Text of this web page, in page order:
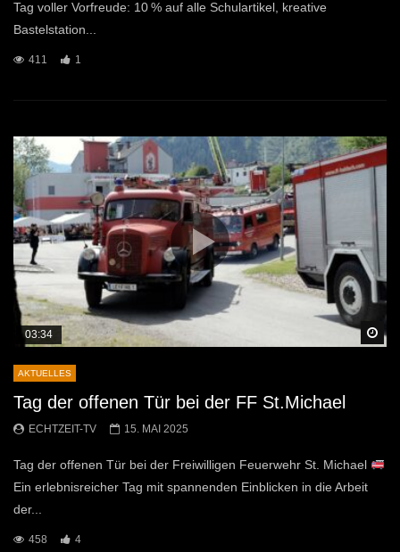
Tag voller Vorfreude: 10 % auf alle Schulartikel, kreative
Bastelstation...
411 1
03:34
AKTUELLES
Tag der offenen Tür bei der FF St.Michael
ECHTZEIT-TV 15. MAI 2025
Tag der offenen Tür bei der Freiwilligen Feuerwehr St. Michael
Ein erlebnisreicher Tag mit spannenden Einblicken in die Arbeit
der...
458 4